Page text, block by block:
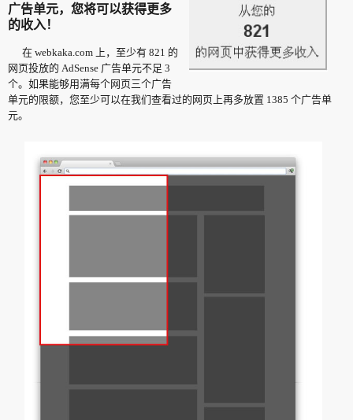
广告单元，您将可以获得更多
的收入！
在 webkaka.com 上，至少有 821 的
网页投放的 AdSense 广告单元不足 3
个。如果能够用满每个网页三个广告
单元的限额，您至少可以在我们查看过的网页上再多放置 1385 个广告单
元。